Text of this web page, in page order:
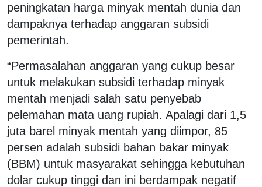
peningkatan harga minyak mentah dunia dan
dampaknya terhadap anggaran subsidi
pemerintah.
“Permasalahan anggaran yang cukup besar
untuk melakukan subsidi terhadap minyak
mentah menjadi salah satu penyebab
pelemahan mata uang rupiah. Apalagi dari 1,5
juta barel minyak mentah yang diimpor, 85
persen adalah subsidi bahan bakar minyak
(BBM) untuk masyarakat sehingga kebutuhan
dolar cukup tinggi dan ini berdampak negatif